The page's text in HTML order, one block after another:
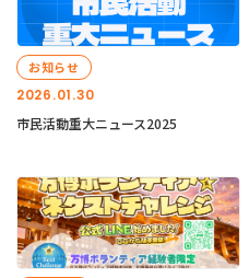
2026.01.30
お知らせ
市民活動重大ニュース2025